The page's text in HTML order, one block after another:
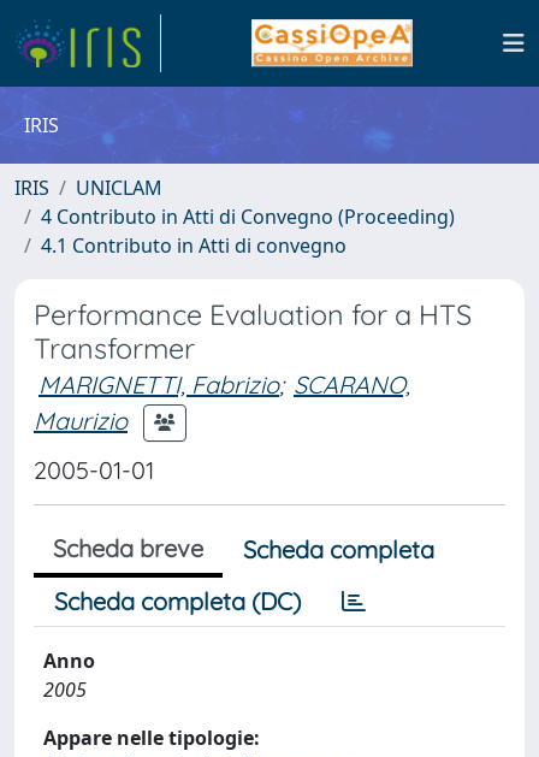
IRIS
IRIS
UNICLAM
4 Contributo in Atti di Convegno (Proceeding)
4.1 Contributo in Atti di convegno
Performance Evaluation for a HTS
Transformer
MARIGNETTI, Fabrizio; SCARANO,
Maurizio
2005-01-01
Scheda breve
Scheda completa
Scheda completa (DC)
Anno
2005
Appare nelle tipologie: